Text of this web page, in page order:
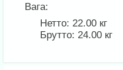
Вага:
Нетто: 22.00 кг
Брутто: 24.00 кг